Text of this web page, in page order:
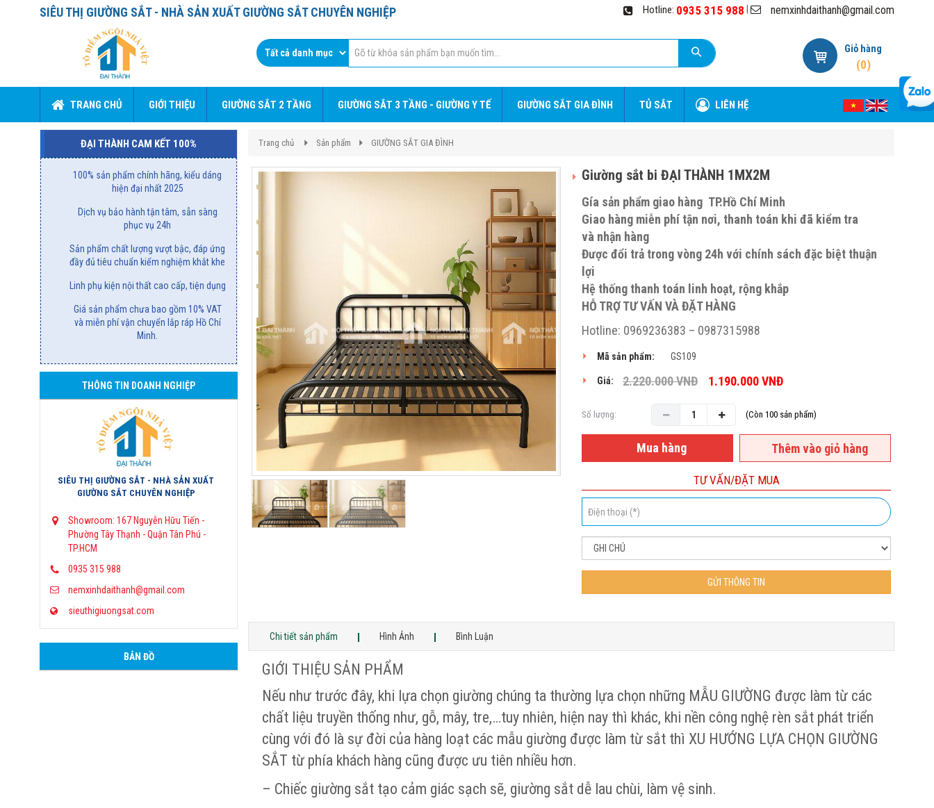
SIÊU THỊ GIƯỜNG SẮT - NHÀ SẢN XUẤT GIƯỜNG SẮT CHUYÊN NGHIỆP Hotline: 0935 315 988 nemxinhdaithanh@gmail.com
Giỏ hàng
(0)
TRANG CHỦ GIỚI THIỆU GIƯỜNG SẮT 2 TẦNG GIƯỜNG SẮT 3 TẦNG - GIƯỜNG Y TẾ GIƯỜNG SẮT GIA ĐÌNH TỦ SẮT LIÊN HỆ
Trang chủ Sản phẩm GIƯỜNG SẮT GIA ĐÌNH
Giường sắt bi ĐẠI THÀNH 1MX2M
Gía sản phẩm giao hàng TP.Hồ Chí Minh
Giao hàng miễn phí tận nơi, thanh toán khi đã kiểm tra
và nhận hàng
Được đổi trả trong vòng 24h với chính sách đặc biệt thuận
lợi
Hệ thống thanh toán linh hoạt, rộng khắp
HỖ TRỢ TƯ VẤN VÀ ĐẶT HÀNG
Hotline: 0969236383 – 0987315988
Mã sản phẩm: GS109
Giá: 2.220.000VNĐ 1.190.000VNĐ
Số lượng: (Còn 100 sản phẩm)
Mua hàng Thêm vào giỏ hàng
TƯ VẤN/ĐẶT MUA
GỬI THÔNG TIN
Chi tiết sản phẩm Hình Ảnh Bình Luận
GIỚI THIỆU SẢN PHẨM
Nếu như trước đây, khi lựa chọn giường chúng ta thường lựa chọn những MẪU GIƯỜNG được làm từ các
chất liệu truyền thống như, gỗ, mây, tre,…tuy nhiên, hiện nay thì khác, khi nền công nghệ rèn sắt phát triển
cùng với đó là sự đời của hàng loạt các mẫu giường được làm từ sắt thì XU HƯỚNG LỰA CHỌN GIƯỜNG
SẮT từ phía khách hàng cũng được ưu tiên nhiều hơn.
– Chiếc giường sắt tạo cảm giác sạch sẽ, giường sắt dễ lau chùi, làm vệ sinh.
ĐẠI THÀNH CAM KẾT 100%
100% sản phẩm chính hãng, kiểu dáng
hiện đại nhất 2025
Dịch vụ bảo hành tận tâm, sẵn sàng
phục vụ 24h
Sản phẩm chất lượng vượt bậc, đáp ứng
đầy đủ tiêu chuẩn kiểm nghiệm khắt khe
Linh phụ kiện nội thất cao cấp, tiện dụng
Giá sản phẩm chưa bao gồm 10% VAT
và miễn phí vận chuyển lắp ráp Hồ Chí
Minh.
THÔNG TIN DOANH NGHIỆP
SIÊU THỊ GIƯỜNG SẮT - NHÀ SẢN XUẤT
GIƯỜNG SẮT CHUYÊN NGHIỆP
Showroom: 167 Nguyễn Hữu Tiến -
Phường Tây Thạnh - Quận Tân Phú -
TP.HCM
0935 315 988
nemxinhdaithanh@gmail.com
sieuthigiuongsat.com
BẢN ĐỒ